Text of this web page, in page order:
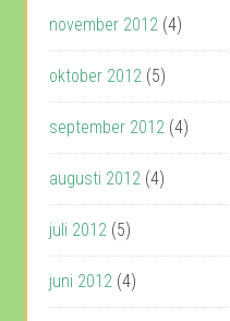
november 2012 (4)
oktober 2012 (5)
september 2012 (4)
augusti 2012 (4)
juli 2012 (5)
juni 2012 (4)